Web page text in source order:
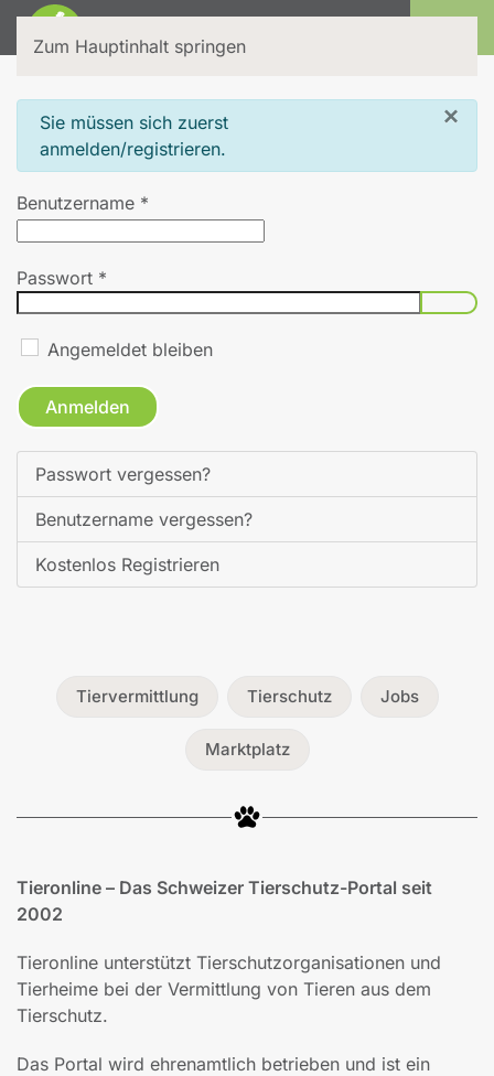
Zum Hauptinhalt springen
×
info
Sie müssen sich zuerst
anmelden/registrieren.
Benutzername *
Passwort *
Angemeldet bleiben
Anmelden
Passwort vergessen?
Benutzername vergessen?
Kostenlos Registrieren
Tiervermittlung Tierschutz Jobs
Marktplatz
Tieronline – Das Schweizer Tierschutz-Portal seit
2002
Tieronline unterstützt Tierschutzorganisationen und
Tierheime bei der Vermittlung von Tieren aus dem
Tierschutz.
Das Portal wird ehrenamtlich betrieben und ist ein